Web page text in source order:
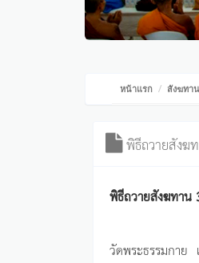
หน้าแรก สังฆทา
พิธีถวายสังฆ
พิธีถวายสังฆทาน
วัดพระธรรมกา